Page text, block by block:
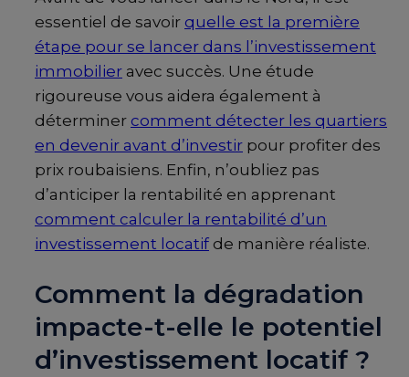
essentiel de savoir quelle est la première
étape pour se lancer dans l’investissement
immobilier avec succès. Une étude
rigoureuse vous aidera également à
déterminer comment détecter les quartiers
en devenir avant d’investir pour profiter des
prix roubaisiens. Enfin, n’oubliez pas
d’anticiper la rentabilité en apprenant
comment calculer la rentabilité d’un
investissement locatif de manière réaliste.
Comment la dégradation
impacte-t-elle le potentiel
d’investissement locatif ?